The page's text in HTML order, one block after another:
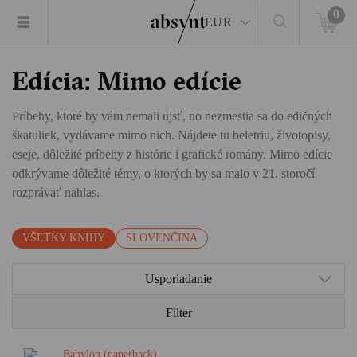
EUR
0
Edícia: Mimo edície
Príbehy, ktoré by vám nemali ujsť, no nezmestia sa do edičných
škatuliek, vydávame mimo nich. Nájdete tu beletriu, životopisy,
eseje, dôležité príbehy z histórie i grafické romány. Mimo edície
odkrývame dôležité témy, o ktorých by sa malo v 21. storočí
rozprávať nahlas.
VŠETKY KNIHY SLOVENČINA
Usporiadanie
Filter